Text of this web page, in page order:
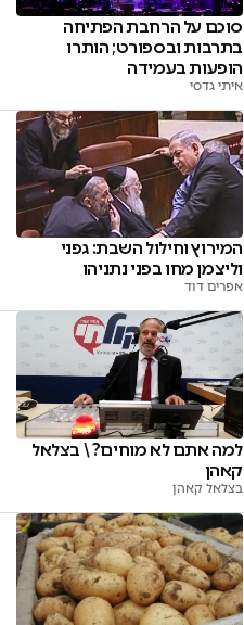
סוכם על הרחבת הפתיחה
בתרבות ובספורט; הותרו
הופעות בעמידה
איתי גדסי
המירוץ וחילול השבת: גפני
וליצמן מחו בפני נתניהו
אפרים דוד
למה אתם לא מוחים? \ בצלאל
קאהן
בצלאל קאהן